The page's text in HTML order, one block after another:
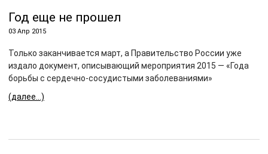
Год еще не прошел
03 Апр 2015
Только заканчивается март, а Правительство России уже
издало документ, описывающий мероприятия 2015 — «Года
борьбы с сердечно-сосудистыми заболеваниями»
(далее…)